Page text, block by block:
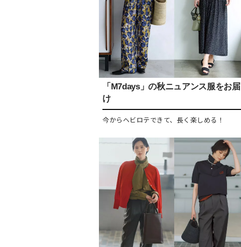
「M7days」の秋ニュアンス服をお届
け
今からヘビロテできて、長く楽しめる！